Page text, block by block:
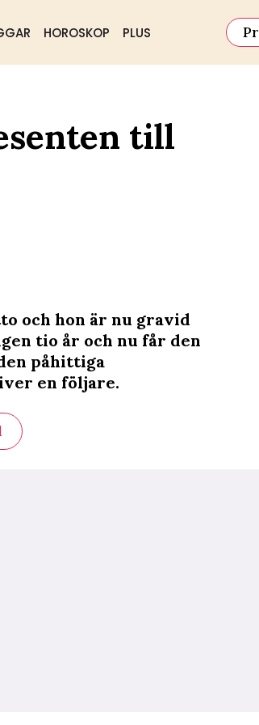
HOROSKOP PLUS
till
och hon är nu gravid
tio år och nu får den
påhittiga
en följare.